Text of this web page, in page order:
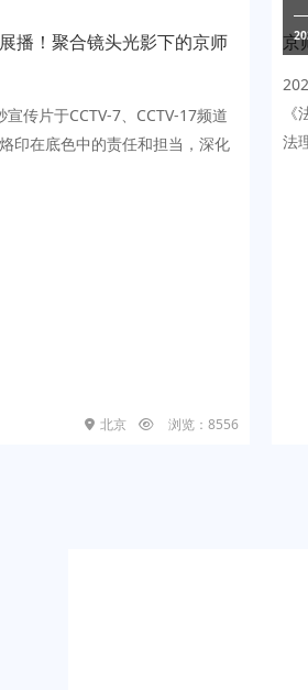
播！聚合镜头光影下的京师
传片于CCTV-7、CCTV-17频道
印在底色中的责任和担当，深化
北京 浏览：8556
京
法
联系方
深圳
广东省